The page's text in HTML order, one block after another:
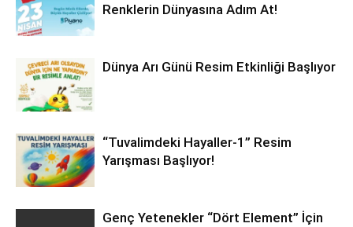
Renklerin Dünyasına Adım At!
Dünya Arı Günü Resim Etkinliği Başlıyor
“Tuvalimdeki Hayaller-1” Resim
Yarışması Başlıyor!
Genç Yetenekler “Dört Element” İçin